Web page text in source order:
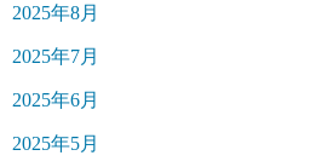
2025年8月
2025年7月
2025年6月
2025年5月